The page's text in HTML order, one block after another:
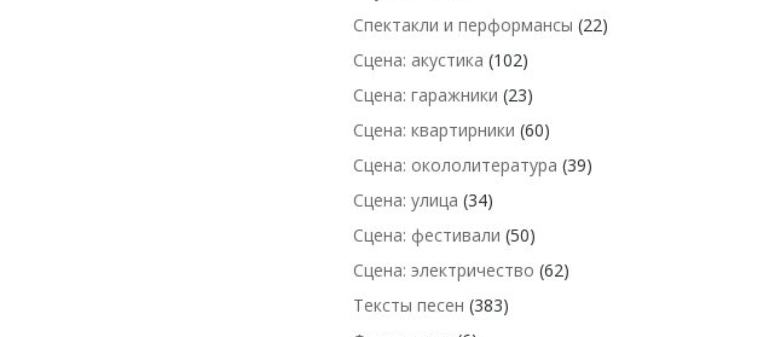
Спектакли и перформансы (22)
Сцена: акустика (102)
Сцена: гаражники (23)
Сцена: квартирники (60)
Сцена: окололитература (39)
Сцена: улица (34)
Сцена: фестивали (50)
Сцена: электричество (62)
Тексты песен (383)